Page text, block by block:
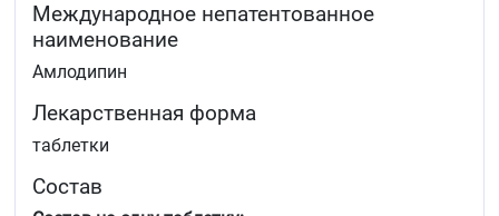
Международное непатентованное
наименование
Амлодипин
Лекарственная форма
таблетки
Состав